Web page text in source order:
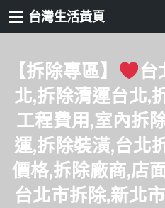
台灣生活黃頁
【拆除專區】
台
北,拆除清運台北,
工程費用,室內拆
運,拆除裝潢,台北
價格,拆除廠商,店
台北市拆除,新北